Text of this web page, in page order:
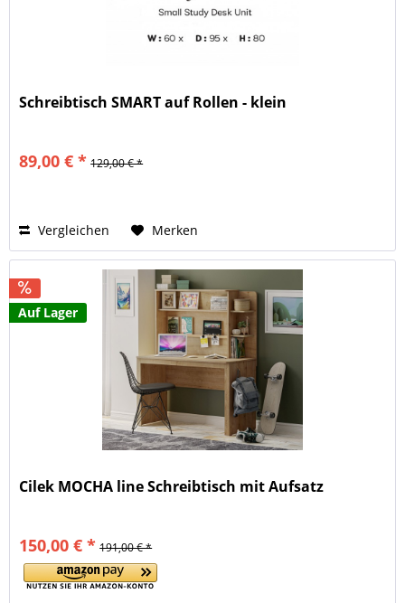
Schreibtisch SMART auf Rollen - klein
89,00 € * 129,00 € *
Vergleichen Merken
Auf Lager
Cilek MOCHA line Schreibtisch mit Aufsatz
150,00 € * 191,00 € *